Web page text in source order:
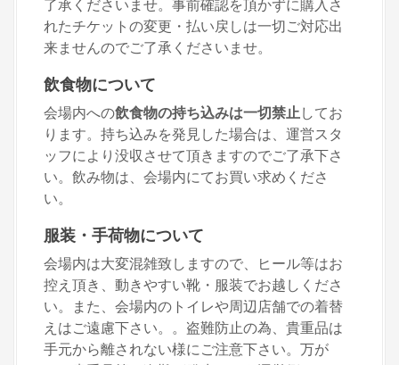
了承くださいませ。事前確認を頂かずに購入さ
れたチケットの変更・払い戻しは一切ご対応出
来ませんのでご了承くださいませ。
飲食物について
会場内への飲食物の持ち込みは一切禁止 してお
ります。持ち込みを発見した場合は、運営スタ
ッフにより没収させて頂きますのでご了承下さ
い。飲み物は、会場内にてお買い求めくださ
い。
服装・手荷物について
会場内は大変混雑致しますので、ヒール等はお
控え頂き、動きやすい靴・服装でお越しくださ
い。また、会場内のトイレや周辺店舗での着替
えはご遠慮下さい。。盗難防止の為、貴重品は
手元から離されない様にご注意下さい。万が